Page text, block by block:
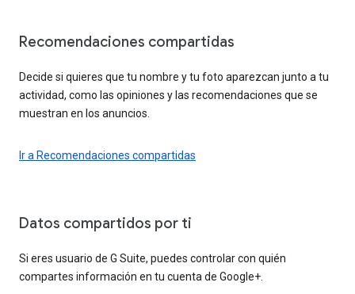
Recomendaciones compartidas
Decide si quieres que tu nombre y tu foto aparezcan junto a tu
actividad, como las opiniones y las recomendaciones que se
muestran en los anuncios.
Ir a Recomendaciones compartidas
Datos compartidos por ti
Si eres usuario de G Suite, puedes controlar con quién
compartes información en tu cuenta de Google+.